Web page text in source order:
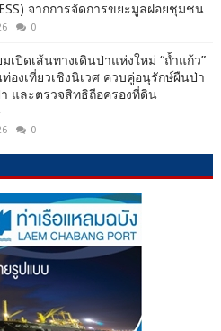
จากการจัดการขยะมูลฝอยชุมชน
0
เปิดเส้นทางเดินป่าแห่งใหม่ “ถ้ำแก้ว”
องเที่ยวเชิงนิเวศ ควบคู่อนุรักษ์ผืนป่า
และตรวจสิทธิถือครองที่ดิน
0